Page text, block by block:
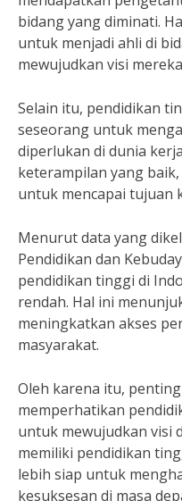
bidang yang diminati.
untuk menjadi ahli di
mewujudkan visi
Selain itu, pendidikan
seseorang untuk
diperlukan di dunia
keterampilan yang
untuk mencapai tujuan
Menurut data yang
Pendidikan dan
pendidikan tinggi di
rendah. Hal ini
meningkatkan akses
masyarakat.
Oleh karena itu,
memperhatikan
untuk mewujudkan visi
memiliki pendidikan
lebih siap untuk
kesuksesan di masa